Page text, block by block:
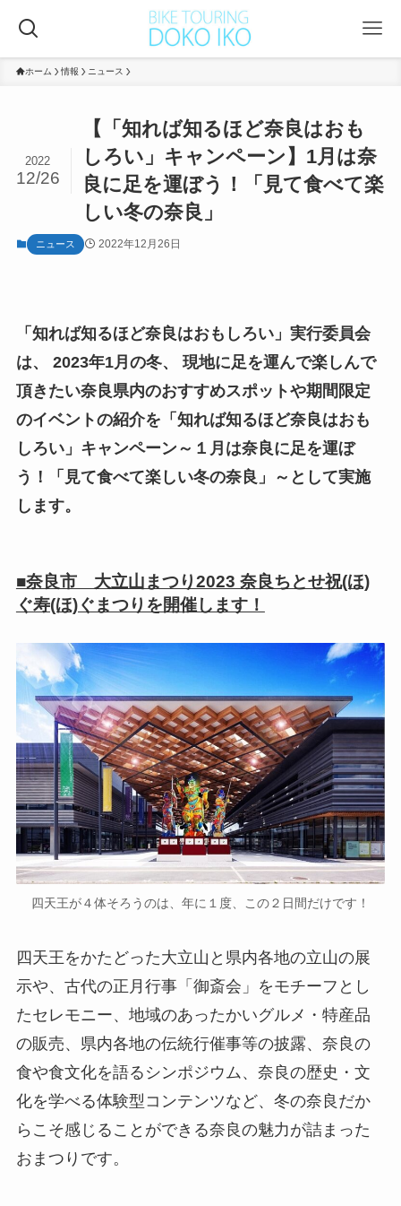
ホーム 情報 ニュース
【「知れば知るほど奈良はおも
しろい」キャンペーン】1月は奈
良に足を運ぼう！「見て食べて楽
しい冬の奈良」
2022
12/26
ニュース 2022年12月26日
「知れば知るほど奈良はおもしろい」実行委員会
は、 2023年1月の冬、 現地に足を運んで楽しんで
頂きたい奈良県内のおすすめスポットや期間限定
のイベントの紹介を「知れば知るほど奈良はおも
しろい」キャンペーン～１月は奈良に足を運ぼ
う！「見て食べて楽しい冬の奈良」～として実施
します。
■奈良市 大立山まつり2023 奈良ちとせ祝(ほ)
ぐ寿(ほ)ぐまつりを開催します！
四天王が４体そろうのは、年に１度、この２日間だけです！
四天王をかたどった大立山と県内各地の立山の展
示や、古代の正月行事「御斎会」をモチーフとし
たセレモニー、地域のあったかいグルメ・特産品
の販売、県内各地の伝統行催事等の披露、奈良の
食や食文化を語るシンポジウム、奈良の歴史・文
化を学べる体験型コンテンツなど、冬の奈良だか
らこそ感じることができる奈良の魅力が詰まった
おまつりです。